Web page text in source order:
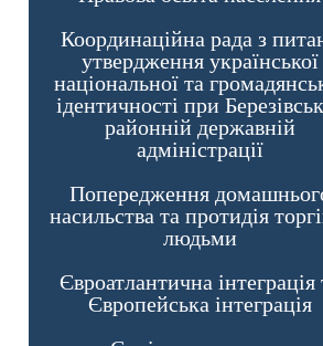
Координаційна рада з
утвердження української
національної та
ідентичності при
районній державній
адміністрації
Попередження
насильства та протидія
людьми
Євроатлантична інтеграція
Європейська інтеграція